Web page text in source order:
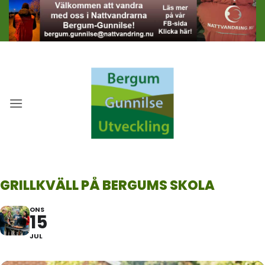
Skip
content
GRILLKVÄLL PÅ BERGUMS SKOLA
ONS
15
JUL